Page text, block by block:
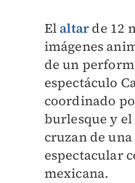
El altarde 12
imágenes
de un
espectáculo
coordinado
burlesque y
cruzan de
espectacular
mexicana.